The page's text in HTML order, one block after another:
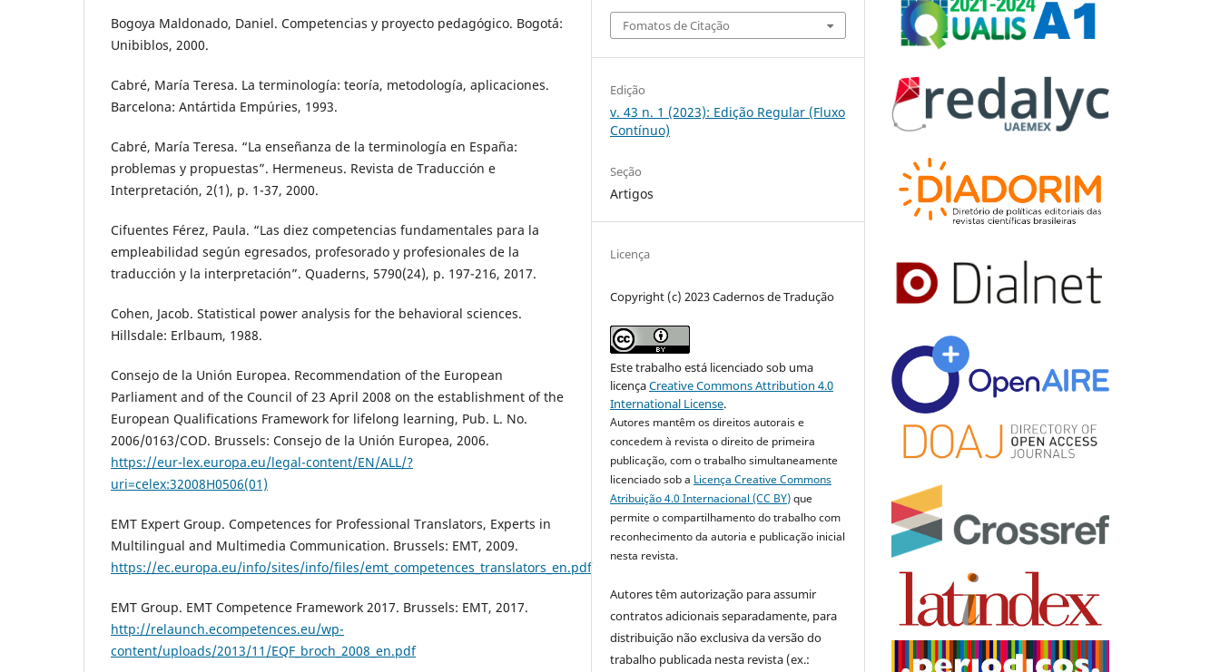
Bogoya Maldonado, Daniel. Competencias y proyecto pedagógico. Bogotá:
Unibiblos, 2000.
Cabré, María Teresa. La terminología: teoría, metodología, aplicaciones.
Barcelona: Antártida Empúries, 1993.
Cabré, María Teresa. “La enseñanza de la terminología en España:
problemas y propuestas”. Hermeneus. Revista de Traducción e
Interpretación, 2(1), p. 1-37, 2000.
Cifuentes Férez, Paula. “Las diez competencias fundamentales para la
empleabilidad según egresados, profesorado y profesionales de la
traducción y la interpretación”. Quaderns, 5790(24), p. 197-216, 2017.
Cohen, Jacob. Statistical power analysis for the behavioral sciences.
Hillsdale: Erlbaum, 1988.
Consejo de la Unión Europea. Recommendation of the European
Parliament and of the Council of 23 April 2008 on the establishment of the
European Qualifications Framework for lifelong learning, Pub. L. No.
2006/0163/COD. Brussels: Consejo de la Unión Europea, 2006.
https://eur-lex.europa.eu/legal-content/EN/ALL/?
uri=celex:32008H0506(01)
EMT Expert Group. Competences for Professional Translators, Experts in
Multilingual and Multimedia Communication. Brussels: EMT, 2009.
https://ec.europa.eu/info/sites/info/files/emt_competences_translators_en.pdf
EMT Group. EMT Competence Framework 2017. Brussels: EMT, 2017.
http://relaunch.ecompetences.eu/wp-
content/uploads/2013/11/EQF_broch_2008_en.pdf
Fomatos de Citação
Edição
v. 43 n. 1 (2023): Edição Regular (Fluxo
Contínuo)
Seção
Artigos
Licença
Copyright (c) 2023 Cadernos de Tradução
Este trabalho está licenciado sob uma
licençaCreative Commons Attribution 4.0
International License.
Autores mantêm os direitos autorais e
concedem à revista o direito de primeira
publicação, com o trabalho simultaneamente
licenciado sob a Licença Creative Commons
Atribuição 4.0 Internacional (CC BY)que
permite o compartilhamento do trabalho com
reconhecimento da autoria e publicação inicial
nesta revista.
Autores têm autorização para assumir
contratos adicionais separadamente, para
distribuição não exclusiva da versão do
trabalho publicada nesta revista (ex.: